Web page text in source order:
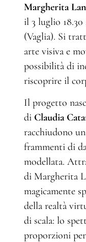
Margherita
il 3 luglio
(Vaglia). Si
arte visiva e
possibilità di
riscoprire il
Il progetto
di Claudia
racchiudono
frammenti di
modellata.
di Margherita
magicamente
della realtà
di scala: lo
proporzioni